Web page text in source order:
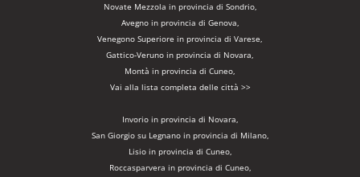
Novate Mezzola in provincia di Sondrio,
Avegno in provincia di Genova,
Venegono Superiore in provincia di Varese,
Gattico-Veruno in provincia di Novara,
Montà in provincia di Cuneo,
Vai alla lista completa delle città >>
Invorio in provincia di Novara,
San Giorgio su Legnano in provincia di Milano,
Lisio in provincia di Cuneo,
Roccasparvera in provincia di Cuneo,